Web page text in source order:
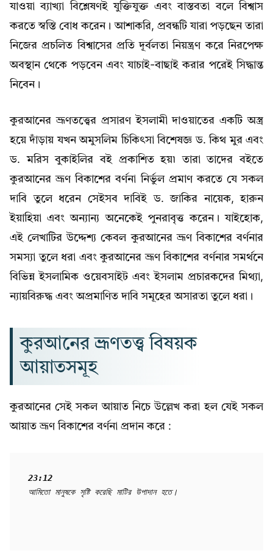
যাওয়া ব্যাখ্যা বিশ্লেষণই যুক্তিযুক্ত এবং বাস্তবতা বলে বিশ্বাস
করতে স্বস্তি বোধ করেন। আশাকরি, প্রবন্ধটি যারা পড়ছেন তারা
নিজের প্রচলিত বিশ্বাসের প্রতি দূর্বলতা নিয়ন্ত্রণ করে নিরপেক্ষ
অবস্থান থেকে পড়বেন এবং যাচাই-বাছাই করার পরেই সিদ্ধান্ত
নিবেন।
কুরআনের ভ্রূণতত্ত্বের প্রসারণ ইসলামী দাওয়াতের একটি অস্ত্র
হয়ে দাঁড়ায় যখন অমুসলিম চিকিৎসা বিশেষজ্ঞ ড. কিথ মুর এবং
ড. মরিস বুকাইলির বই প্রকাশিত হয়৷ তারা তাদের বইতে
কুরআনের ভ্রূণ বিকাশের বর্ণনা নির্ভুল প্রমাণ করতে যে সকল
দাবি তুলে ধরেন সেইসব দাবিই ড. জাকির নায়েক, হারুন
ইয়াহিয়া এবং অন্যান্য অনেকেই পুনরাবৃত্ত করেন। যাইহোক,
এই লেখাটির উদ্দেশ্য কেবল কুরআনের ভ্রূণ বিকাশের বর্ণনার
সমস্যা তুলে ধরা এবং কুরআনের ভ্রূণ বিকাশের বর্ণনার সমর্থনে
বিভিন্ন ইসলামিক ওয়েবসাইট এবং ইসলাম প্রচারকদের মিথ্যা,
ন্যায়বিরুদ্ধ এবং অপ্রমাণিত দাবি সমূহের অসারতা তুলে ধরা।
কুরআনের ভ্রূণতত্ত্ব বিষয়ক
আয়াতসমূহ
কুরআনের সেই সকল আয়াত নিচে উল্লেখ করা হল যেই সকল
আয়াত ভ্রূণ বিকাশের বর্ণনা প্রদান করে :
23:12
আমিতো মানুষকে সৃষ্টি করেছি মাটির উপাদান হতে।